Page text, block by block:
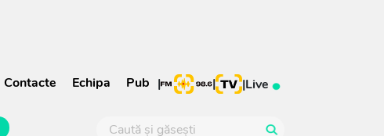
Contacte Echipa Pub | | |Live